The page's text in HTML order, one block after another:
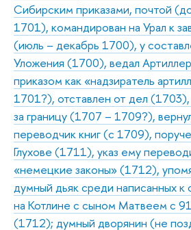
Сибирским приказами, почтой
1701), командирован на Урал к
(июль – декабрь 1700), у
Уложения (1700), ведал
приказом как «надзиратель
1701?), отставлен от дел (1703),
за границу (1707 – 1709?),
переводчик книг (с 1709),
Глухове (1711), указ ему
«немецкие законы» (1712),
думный дьяк среди написанных к
на Котлине с сыном Матвеем с
(1712); думный дворянин (не